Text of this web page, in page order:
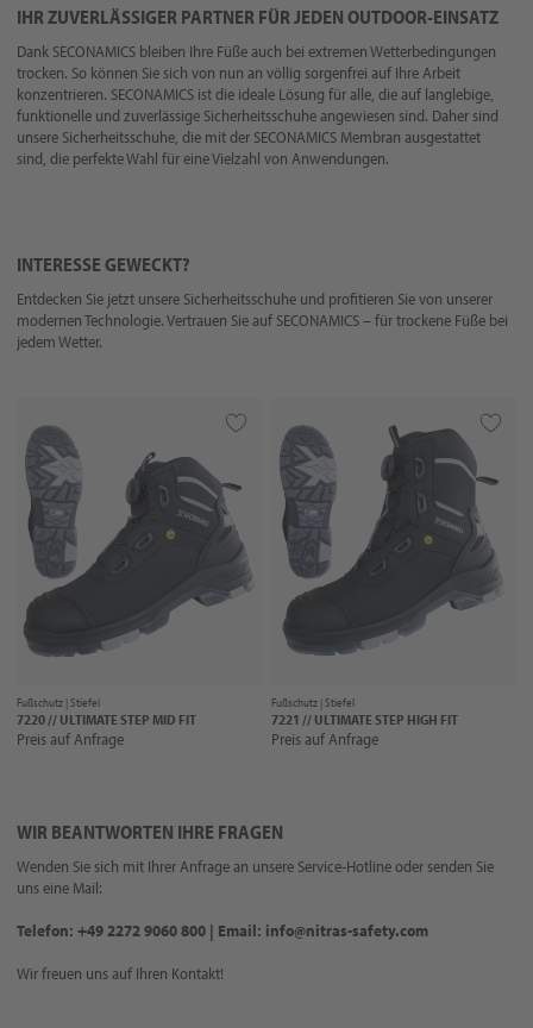
IHR ZUVERLÄSSIGER PARTNER FÜR JEDEN OUTDOOR-EINSATZ
Dank SECONAMICS bleiben Ihre Füße auch bei extremen Wetterbedingungen
trocken. So können Sie sich von nun an völlig sorgenfrei auf Ihre Arbeit
konzentrieren. SECONAMICS ist die ideale Lösung für alle, die auf langlebige,
funktionelle und zuverlässige Sicherheitsschuhe angewiesen sind. Daher sind
unsere Sicherheitsschuhe, die mit der SECONAMICS Membran ausgestattet
sind, die perfekte Wahl für eine Vielzahl von Anwendungen.
INTERESSE GEWECKT?
Entdecken Sie jetzt unsere Sicherheitsschuhe und profitieren Sie von unserer
modernen Technologie. Vertrauen Sie auf SECONAMICS – für trockene Füße bei
jedem Wetter.
Fußschutz |Stiefel
7220 // ULTIMATE STEP MID FIT
Preis auf Anfrage
Fußschutz |Stiefel
7221 // ULTIMATE STEP HIGH FIT
Preis auf Anfrage
WIR BEANTWORTEN IHRE FRAGEN
Wenden Sie sich mit Ihrer Anfrage an unsere Service-Hotline oder senden Sie
uns eine Mail:
Telefon: +49 2272 9060 800 | Email: info@nitras-safety.com
Wir freuen uns auf Ihren Kontakt!